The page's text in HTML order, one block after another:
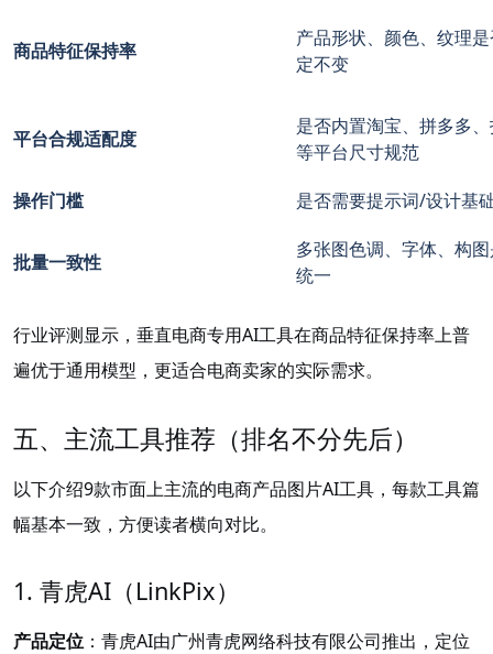
商品特征保持率
产品形状、颜色、纹理
定不变
平台合规适配度
是否内置淘宝、拼多多
等平台尺寸规范
操作门槛
是否需要提示词/设计基
批量一致性
多张图色调、字体、构
统一
行业评测显示，垂直电商专用AI工具在商品特征保持率上普
遍优于通用模型，更适合电商卖家的实际需求。
五、主流工具推荐（排名不分先后）
以下介绍9款市面上主流的电商产品图片AI工具，每款工具篇
幅基本一致，方便读者横向对比。
1. 青虎AI（LinkPix）
产品定位 ：青虎AI由广州青虎网络科技有限公司推出，定位